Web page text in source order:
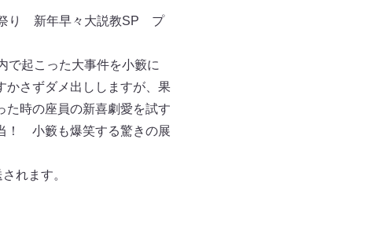
祭り 新年早々大説教SP プ
で起こった大事件を小籔に
さずダメ出ししますが、果
時の座員の新喜劇愛を試す
！ 小籔も爆笑する驚きの展
れます。